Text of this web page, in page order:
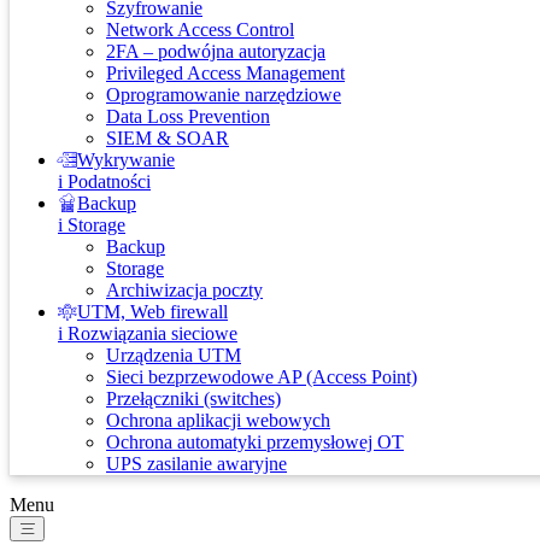
Szyfrowanie
Network Access Control
2FA – podwójna autoryzacja
Privileged Access Management
Oprogramowanie narzędziowe
Data Loss Prevention
SIEM & SOAR
Wykrywanie
i Podatności
Backup
i Storage
Backup
Storage
Archiwizacja poczty
UTM, Web firewall
i Rozwiązania sieciowe
Urządzenia UTM
Sieci bezprzewodowe AP (Access Point)
Przełączniki (switches)
Ochrona aplikacji webowych
Ochrona automatyki przemysłowej OT
UPS zasilanie awaryjne
Menu